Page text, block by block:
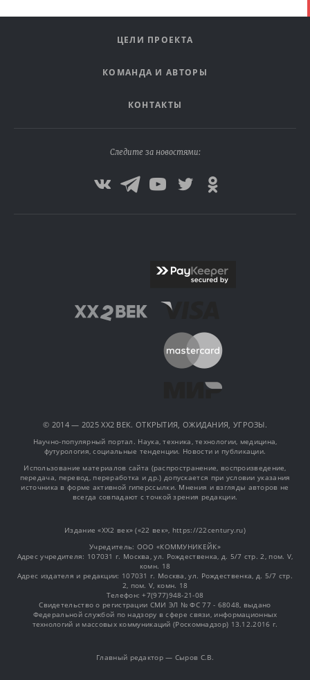
ЦЕЛИ ПРОЕКТА
КОМАНДА И АВТОРЫ
КОНТАКТЫ
Следите за новостями:
© 2014 — 2025 XX2 ВЕК. ОТКРЫТИЯ, ОЖИДАНИЯ, УГРОЗЫ.
Научно-популярный портал. Наука, техника, технологии, медицина,
футурология, социальные тенденции. Новости и публикации.
Использование материалов сайта (распространение, воспроизведение,
передача, перевод, переработка и др.) допускается при условии указания
источника в форме активной гиперссылки. Мнения и взгляды авторов не
всегда совпадают с точкой зрения редакции.
Издание «XX2 век» («22 век», https://22century.ru)
Учредитель: OOO «КОММУНИКЕЙК»
Адрес учредителя: 107031 г. Москва, ул. Рождественка, д. 5/7 стр. 2, пом. V,
комн. 18
Адрес издателя и редакции: 107031 г. Москва, ул. Рождественка, д. 5/7 стр.
2, пом. V, комн. 18
Телефон: +7(977)948-21-08
Свидетельство о регистрации СМИ ЭЛ № ФС 77 - 68048, выдано
Федеральной службой по надзору в сфере связи, информационных
технологий и массовых коммуникаций (Роскомнадзор) 13.12.2016 г.
Главный редактор — Сыров С.В.